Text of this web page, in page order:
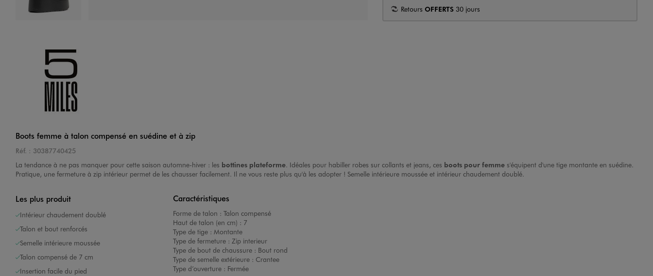
Image 5 sur 6
Image 6 sur 6
Retours OFFERTS 30 jours
Boots femme à talon compensé en suédine et à zip
Réf. : 30387740425
La tendance à ne pas manquer pour cette saison automne-hiver : les bottines plateforme. Idéales pour habiller robes sur collants et jeans, ces boots pour femme s'équipent d'une tige montante en suédine.
Pratique, une fermeture à zip intérieur permet de les chausser facilement. Il ne vous reste plus qu'à les adopter ! Semelle intérieure moussée et intérieur chaudement doublé.
Les plus produit
Intérieur chaudement doublé
Talon et bout renforcés
Semelle intérieure moussée
Talon compensé de 7 cm
Insertion facile du pied
Caractéristiques
Forme de talon : Talon compensé
Haut de talon (en cm) : 7
Type de tige : Montante
Type de fermeture : Zip interieur
Type de bout de chaussure : Bout rond
Type de semelle extérieure : Crantee
Type d’ouverture : Fermée